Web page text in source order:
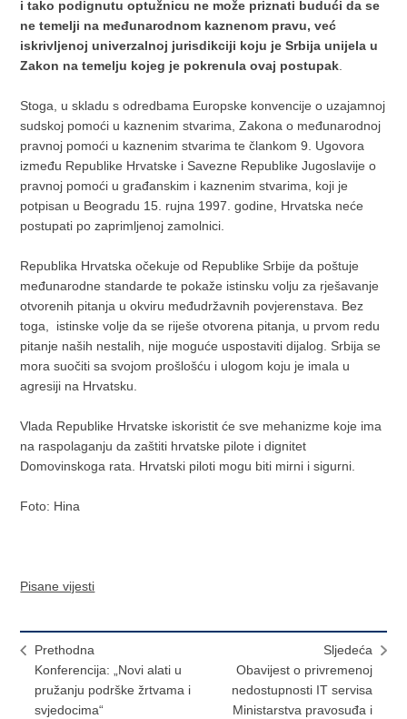
i tako podignutu optužnicu ne može priznati budući da se
ne temelji na međunarodnom kaznenom pravu, već
iskrivljenoj univerzalnoj jurisdikciji koju je Srbija unijela u
Zakon na temelju kojeg je pokrenula ovaj postupak.
Stoga, u skladu s odredbama Europske konvencije o uzajamnoj
sudskoj pomoći u kaznenim stvarima, Zakona o međunarodnoj
pravnoj pomoći u kaznenim stvarima te člankom 9. Ugovora
između Republike Hrvatske i Savezne Republike Jugoslavije o
pravnoj pomoći u građanskim i kaznenim stvarima, koji je
potpisan u Beogradu 15. rujna 1997. godine, Hrvatska neće
postupati po zaprimljenoj zamolnici.
Republika Hrvatska očekuje od Republike Srbije da poštuje
međunarodne standarde te pokaže istinsku volju za rješavanje
otvorenih pitanja u okviru međudržavnih povjerenstava. Bez
toga, istinske volje da se riješe otvorena pitanja, u prvom redu
pitanje naših nestalih, nije moguće uspostaviti dijalog. Srbija se
mora suočiti sa svojom prošlošću i ulogom koju je imala u
agresiji na Hrvatsku.
Vlada Republike Hrvatske iskoristit će sve mehanizme koje ima
na raspolaganju da zaštiti hrvatske pilote i dignitet
Domovinskoga rata. Hrvatski piloti mogu biti mirni i sigurni.
Foto: Hina
Pisane vijesti
Prethodna
Konferencija: „Novi alati u
pružanju podrške žrtvama i
svjedocima“
Sljedeća
Obavijest o privremenoj
nedostupnosti IT servisa
Ministarstva pravosuđa i